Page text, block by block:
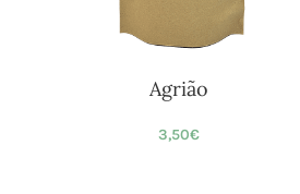
Agrião
3,50€